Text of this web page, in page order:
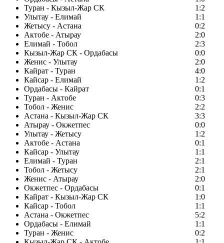
Туран - Кызыл-Жар СК
1:2
Улытау - Елимай
1:1
Жетысу - Астана
0:2
Актобе - Атырау
2:0
Елимай - Тобол
2:3
Кызыл-Жар СК - Ордабасы
0:0
Женис - Улытау
2:0
Кайрат - Туран
4:0
Кайсар - Елимай
1:2
Ордабасы - Кайрат
0:1
Туран - Актобе
0:3
Тобол - Женис
2:2
Астана - Кызыл-Жар СК
3:3
Атырау - Окжетпес
0:0
Улытау - Жетысу
1:2
Актобе - Астана
0:1
Кайсар - Улытау
1:1
Елимай - Туран
2:1
Тобол - Жетысу
2:1
Женис - Атырау
2:0
Окжетпес - Ордабасы
0:1
Кайрат - Кызыл-Жар СК
1:0
Кайсар - Тобол
1:1
Астана - Окжетпес
5:2
Ордабасы - Елимай
1:1
Туран - Женис
0:2